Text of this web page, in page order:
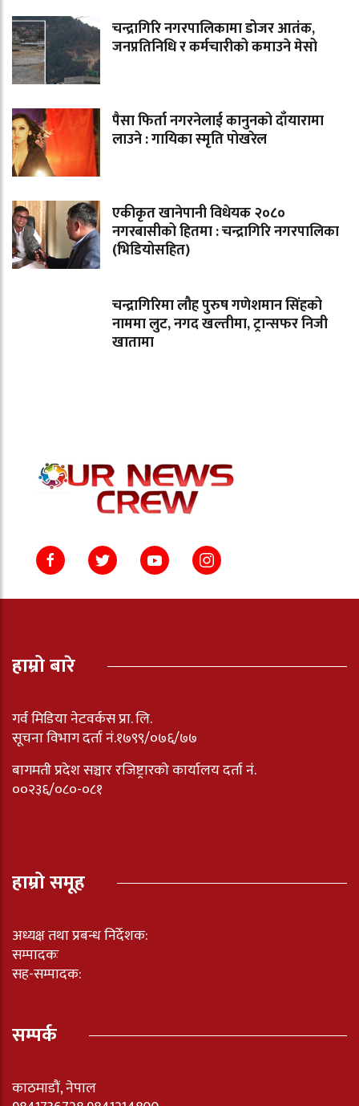
चन्द्रागिरि नगरपालिकामा डोजर आतंक,
जनप्रतिनिधि र कर्मचारीको कमाउने मेसो
पैसा फिर्ता नगरनेलाई कानुनको दाँयारामा
लाउने : गायिका स्‍मृति पोखरेल
एकीकृत खानेपानी विधेयक २०८०
नगरबासीको हितमा : चन्द्रागिरि नगरपालिका
(भिडियोसहित)
चन्द्रागिरिमा लौह पुरुष गणेशमान सिंहको
नाममा लुट, नगद खल्तीमा, ट्रान्सफर निजी
खातामा
हाम्रो बारे
गर्व मिडिया नेटवर्कस प्रा. लि.
सूचना विभाग दर्ता नं.१७९९/०७६/७७
बागमती प्रदेश सञ्चार रजिष्ट्रारको कार्यालय दर्ता नंं.
००२३६/०८०-०८१
हाम्रो समूह
अध्यक्ष तथा प्रबन्ध निर्देशक:
सम्पादकः
सह-सम्पादक:
सम्पर्क
काठमाडौं, नेपाल